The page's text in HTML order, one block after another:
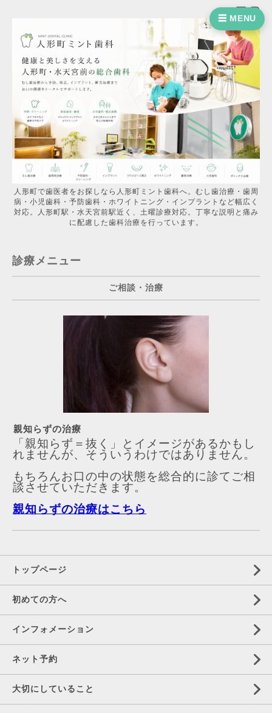
☰ MENU
人形町で歯医者をお探しなら人形町ミント歯科へ。むし歯治療・歯周
病・小児歯科・予防歯科・ホワイトニング・インプラントなど幅広く
対応。人形町駅・水天宮前駅近く、土曜診療対応。丁寧な説明と痛み
に配慮した歯科治療を行っています。
診療メニュー
ご相談・治療
親知らずの治療
「親知らず＝抜く」とイメージがあるかもし
れませんが、そういうわけではありません。
もちろんお口の中の状態を総合的に診てご相
談させていただきます。
親知らずの治療はこちら
トップページ
初めての方へ
インフォメーション
ネット予約
大切にしていること